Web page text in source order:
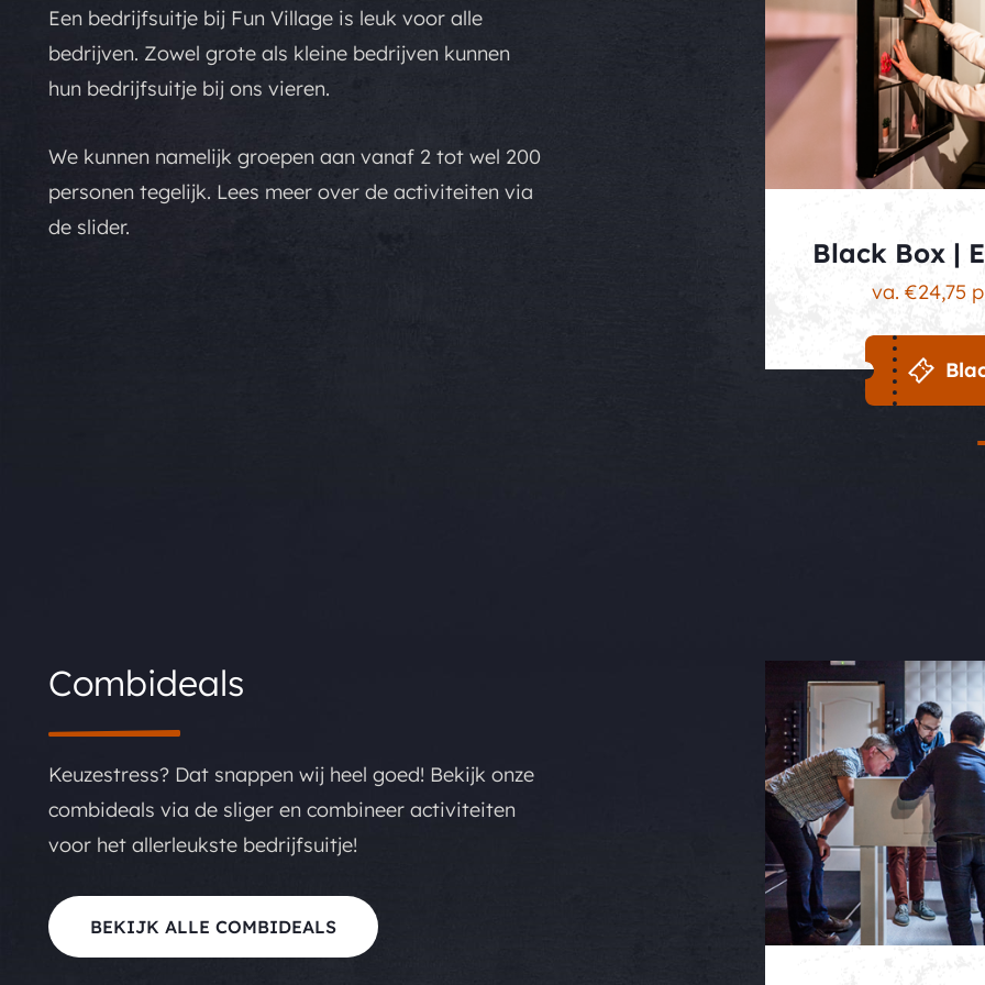
Een bedrijfsuitje bij Fun Village is leuk voor alle
bedrijven. Zowel grote als kleine bedrijven kunnen
hun bedrijfsuitje bij ons vieren.
We kunnen namelijk groepen aan vanaf 2 tot wel 200
personen tegelijk. Lees meer over de activiteiten via
de slider.
Black Box |
va. €24,75
Combideals
Keuzestress? Dat snappen wij heel goed! Bekijk onze
combideals via de sliger en combineer activiteiten
voor het allerleukste bedrijfsuitje!
BEKIJK ALLE COMBIDEALS